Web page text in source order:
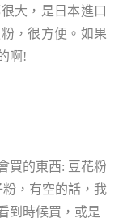
大，是日本進口
，很方便。如果
啊!
買的東西: 豆花粉
粉，有空的話，我
到時候買，或是